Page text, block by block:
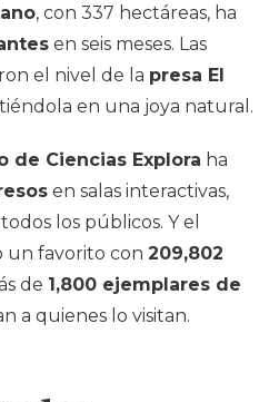
, con 337 hectáreas, ha
en seis meses. Las
el nivel de la presa El
en una joya natural.
de Ciencias Explora ha
en salas interactivas,
los públicos. Y el
un favorito con 209,802
de 1,800 ejemplares de
a quienes lo visitan.